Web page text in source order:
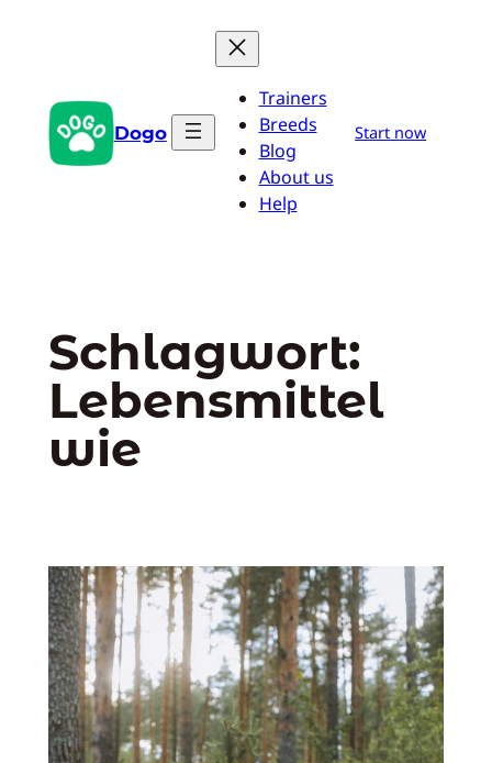
Dogo
Trainers
Breeds
Blog
About us
Help
Start now
Schlagwort:
Lebensmittel
wie